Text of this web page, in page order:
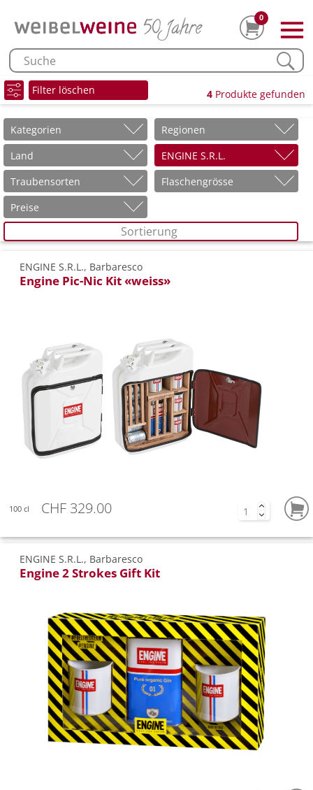
0
Filter löschen 4 Produkte gefunden
Kategorien
Regionen
Land
ENGINE S.R.L.
Traubensorten
Flaschengrösse
Preise
Sortierung
ENGINE S.R.L., Barbaresco
Engine Pic-Nic Kit «weiss»
100 cl CHF 329.00
ENGINE S.R.L., Barbaresco
Engine 2 Strokes Gift Kit